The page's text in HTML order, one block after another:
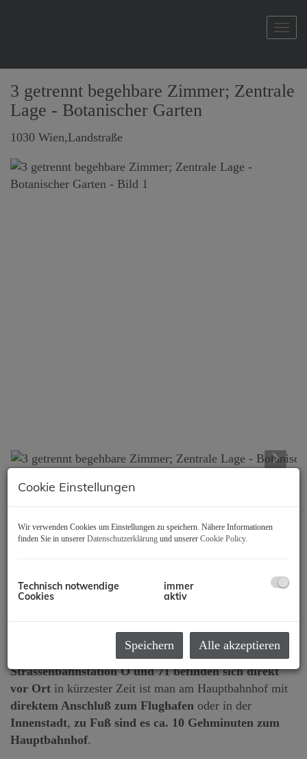
3 getrennt begehbare Zimmer; Zentrale
Lage - Botanischer Garten
1030 Wien,Landstraße
WG taugliche Eigentumswohnung in Top Lage im 3.
WC, Wohnfläche ca. 64m2; KP 330.000,- Euro
Die gut gepflegte Eigentumswohnung liegt beim
Botanischen Garten des Schlosses Belvedere. Die
Strassenbahnstation O und 71 befinden sich direkt
vor Ort in kürzester Zeit ist man am Hauptbahnhof mit
direktem Anschluß zum Flughafen oder in der
Innenstadt, zu Fuß sind es ca. 10 Gehminuten zum
Hauptbahnhof.
Cookie Einstellungen
Wir verwenden Cookies um Einstellungen zu speichern. Nähere Informationen
finden Sie in unserer Datenschutzerklärung und unserer Cookie Policy.
Technisch notwendige
Cookies
immer
aktiv
Speichern Alle akzeptieren